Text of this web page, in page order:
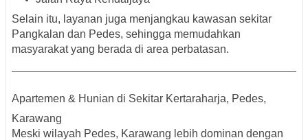
Selain itu, layanan juga menjangkau kawasan sekitar
Pangkalan dan Pedes, sehingga memudahkan
masyarakat yang berada di area perbatasan.
Apartemen & Hunian di Sekitar Kertaraharja, Pedes,
Karawang
Meski wilayah Pedes, Karawang lebih dominan dengan